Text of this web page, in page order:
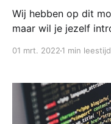
Wij hebben op dit
maar wil je jezelf
alles voor je? Dan pas
01 mrt. 2022 1 min leestijd